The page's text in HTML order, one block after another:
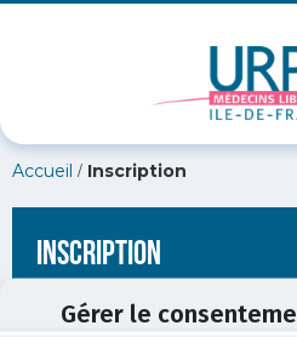
Gérer le
Accueil / Inscription
Inscription